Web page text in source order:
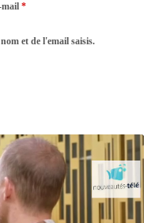
mail*
et de l'email saisis.